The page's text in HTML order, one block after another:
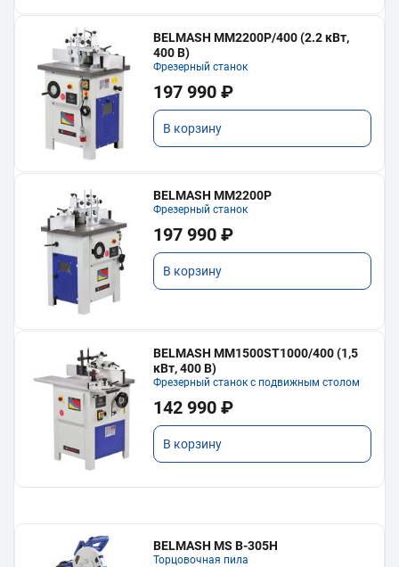
BELMASH MM2200P/400 (2.2 кВт,
400 В)
Фрезерный станок
197 990 ₽
В корзину
BELMASH MM2200P
Фрезерный станок
197 990 ₽
В корзину
BELMASH MM1500ST1000/400 (1,5
кВт, 400 В)
Фрезерный станок с подвижным столом
142 990 ₽
В корзину
BELMASH MS B-305H
Торцовочная пила